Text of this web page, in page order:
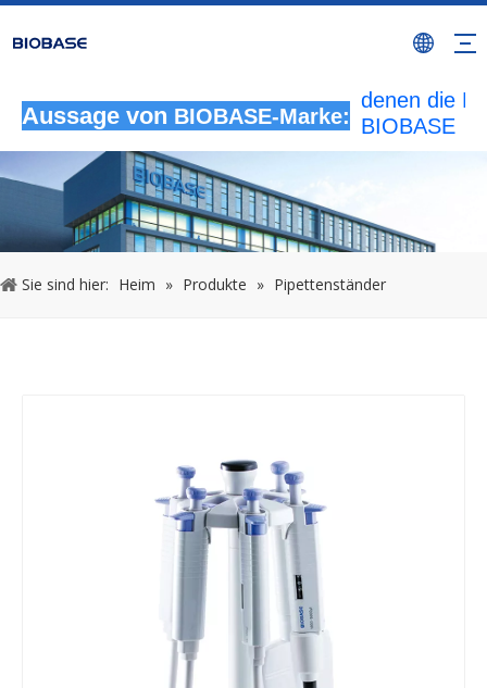
Aussage von BIOBASE-Marke:
autorisierten
denen die
BIOBASE
verwendet
Verletzung
wird die
Sie sind hier: Heim » Produkte » Pipettenständer